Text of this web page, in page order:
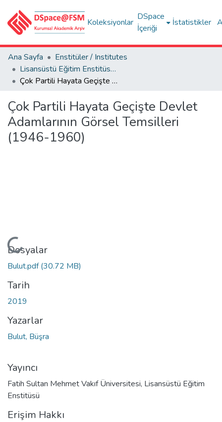
Koleksiyonlar
DSpace
İçeriği
İstatistikler
Ana Sayfa
Enstitüler / Institutes
Lisansüstü Eğitim Enstitüsü Tez Koleksiyonu
Çok Partili Hayata Geçişte Devlet Adamlarının Görsel Temsilleri (1946-1960)
Çok Partili Hayata Geçişte Devlet
Adamlarının Görsel Temsilleri
(1946-1960)
Yükleniyor...
Dosyalar
Bulut.pdf(30.72 MB)
Tarih
2019
Yazarlar
Bulut, Büşra
Yayıncı
Fatih Sultan Mehmet Vakıf Üniversitesi, Lisansüstü Eğitim
Enstitüsü
Erişim Hakkı